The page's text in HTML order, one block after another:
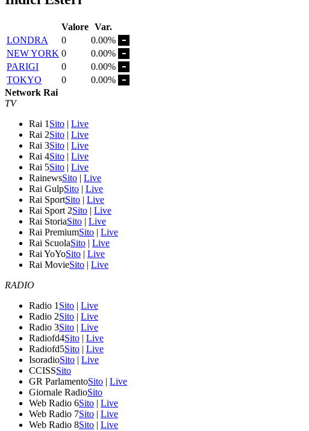
Valore Var.
LONDRA
0
0.00%
NEW YORK 0
0.00%
PARIGI
0
0.00%
TOKYO
0
0.00%
Network Rai
TV
Rai 1 Sito | Live
Rai 2Sito | Live
Rai 3Sito | Live
Rai 4Sito | Live
Rai 5Sito | Live
RainewsSito | Live
Rai GulpSito | Live
Rai SportSito | Live
Rai Sport 2Sito | Live
Rai StoriaSito | Live
Rai PremiumSito | Live
Rai ScuolaSito | Live
Rai YoYoSito | Live
Rai MovieSito | Live
RADIO
Radio 1 Sito | Live
Radio 2Sito | Live
Radio 3Sito | Live
Radiofd4Sito | Live
Radiofd5Sito | Live
IsoradioSito | Live
CCISSSito
GR ParlamentoSito | Live
Giornale RadioSito
Web Radio 6Sito | Live
Web Radio 7Sito | Live
Web Radio 8Sito | Live